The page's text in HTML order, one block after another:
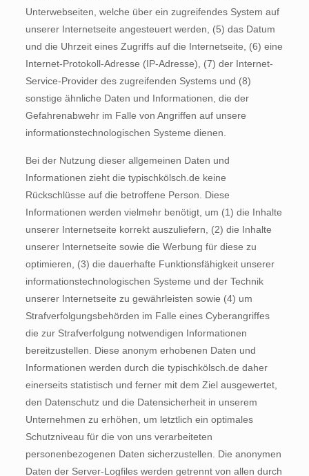
Unterwebseiten, welche über ein zugreifendes System auf
unserer Internetseite angesteuert werden, (5) das Datum
und die Uhrzeit eines Zugriffs auf die Internetseite, (6) eine
Internet-Protokoll-Adresse (IP-Adresse), (7) der Internet-
Service-Provider des zugreifenden Systems und (8)
sonstige ähnliche Daten und Informationen, die der
Gefahrenabwehr im Falle von Angriffen auf unsere
informationstechnologischen Systeme dienen.
Bei der Nutzung dieser allgemeinen Daten und
Informationen zieht die typischkölsch.de keine
Rückschlüsse auf die betroffene Person. Diese
Informationen werden vielmehr benötigt, um (1) die Inhalte
unserer Internetseite korrekt auszuliefern, (2) die Inhalte
unserer Internetseite sowie die Werbung für diese zu
optimieren, (3) die dauerhafte Funktionsfähigkeit unserer
informationstechnologischen Systeme und der Technik
unserer Internetseite zu gewährleisten sowie (4) um
Strafverfolgungsbehörden im Falle eines Cyberangriffes
die zur Strafverfolgung notwendigen Informationen
bereitzustellen. Diese anonym erhobenen Daten und
Informationen werden durch die typischkölsch.de daher
einerseits statistisch und ferner mit dem Ziel ausgewertet,
den Datenschutz und die Datensicherheit in unserem
Unternehmen zu erhöhen, um letztlich ein optimales
Schutzniveau für die von uns verarbeiteten
personenbezogenen Daten sicherzustellen. Die anonymen
Daten der Server-Logfiles werden getrennt von allen durch